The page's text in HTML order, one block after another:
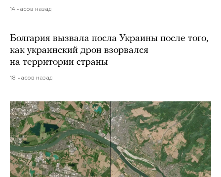
14 часов назад
Болгария вызвала посла Украины после того,
как украинский дрон взорвался
на территории страны
18 часов назад